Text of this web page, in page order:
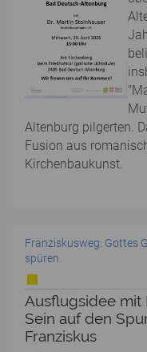
Altenburg pilgerten.
Fusion aus
Kirchenbaukunst.
Franziskusweg: Gottes
spüren
Ausflugsidee
Sein auf den
Franziskus